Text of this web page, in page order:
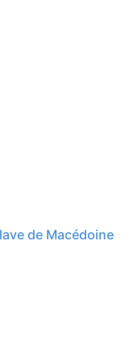
de Macédoine